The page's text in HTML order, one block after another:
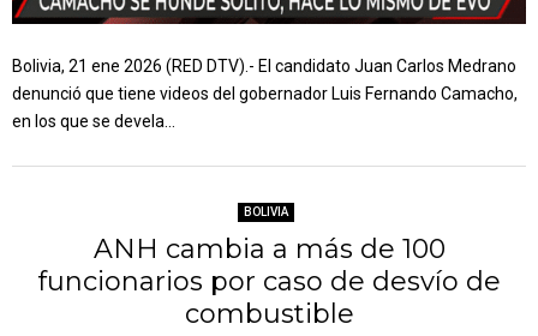
Bolivia, 21 ene 2026 (RED DTV).- El candidato Juan Carlos Medrano
denunció que tiene videos del gobernador Luis Fernando Camacho,
en los que se devela...
BOLIVIA
ANH cambia a más de 100
funcionarios por caso de desvío de
combustible